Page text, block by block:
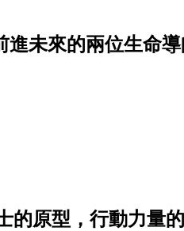
進未來的兩位生命
的原型，行動力量